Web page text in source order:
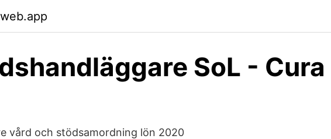
SoL - Cura
vård och stödsamordning lön 2020